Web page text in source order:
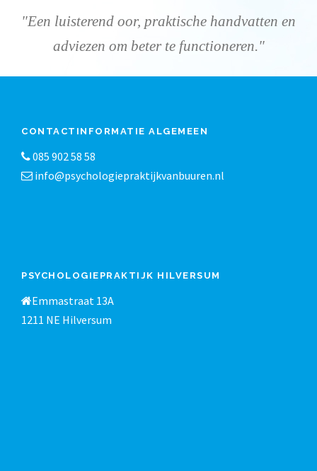
"Een luisterend oor, praktische handvatten en
adviezen om beter te functioneren."
CONTACTINFORMATIE ALGEMEEN
085 902 58 58
info@psychologiepraktijkvanbuuren.nl
PSYCHOLOGIEPRAKTIJK HILVERSUM
Emmastraat 13A
1211 NE Hilversum